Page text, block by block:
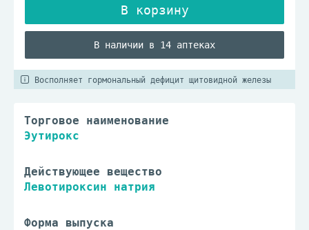
В наличии в 14 аптеках
Восполняет гормональный дефицит щитовидной железы
Торговое наименование
Эутирокс
Действующее вещество
Левотироксин натрия
Форма выпуска